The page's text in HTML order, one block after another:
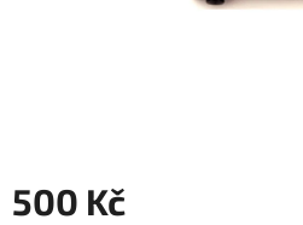
500 Kč